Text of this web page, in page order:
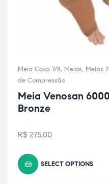
Meia Coxa 7/8, Meias, Meias
de Compressão
Meia Venosan
Bronze
R$ 275,00
SELECT OPTIONS